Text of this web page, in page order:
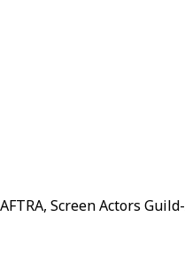
Screen Actors